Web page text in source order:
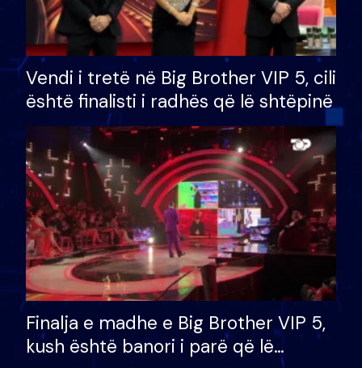
Vendi i tretë në Big Brother VIP 5, cili
është finalisti i radhës që lë shtëpinë
Finalja e madhe e Big Brother VIP 5,
kush është banori i parë që lë